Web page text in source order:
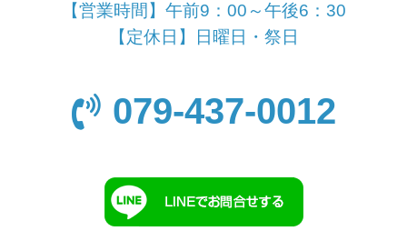
【営業時間】午前9：00～午後6：30
【定休日】日曜日・祭日
079-437-0012